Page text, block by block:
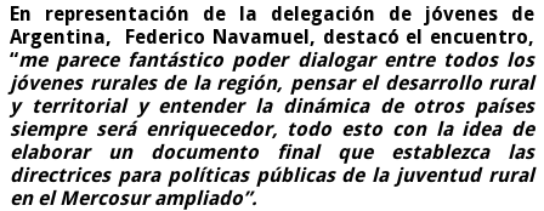
En representación de la delegación de jóvenes de
Argentina, Federico Navamuel, destacó el encuentro,
“me parece fantástico poder dialogar entre todos los
jóvenes rurales de la región, pensar el desarrollo rural
y territorial y entender la dinámica de otros países
siempre será enriquecedor, todo esto con la idea de
elaborar un documento final que establezca las
directrices para políticas públicas de la juventud rural
en el Mercosur ampliado”.